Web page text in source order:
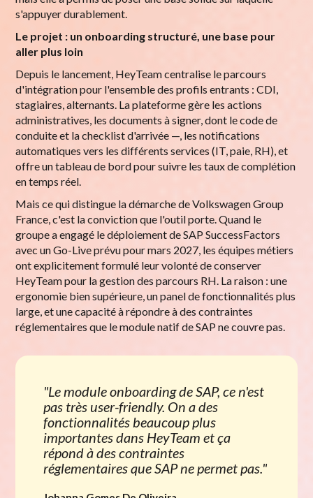
s'appuyer durablement.
Le projet : un onboarding structuré, une base pour
aller plus loin
Depuis le lancement, HeyTeam centralise le parcours
d'intégration pour l'ensemble des profils entrants : CDI,
stagiaires, alternants. La plateforme gère les actions
administratives, les documents à signer, dont le code de
conduite et la checklist d'arrivée —, les notifications
automatiques vers les différents services (IT, paie, RH), et
offre un tableau de bord pour suivre les taux de complétion
en temps réel.
Mais ce qui distingue la démarche de Volkswagen Group
France, c'est la conviction que l'outil porte. Quand le
groupe a engagé le déploiement de SAP SuccessFactors
avec un Go-Live prévu pour mars 2027, les équipes métiers
ont explicitement formulé leur volonté de conserver
HeyTeam pour la gestion des parcours RH. La raison : une
ergonomie bien supérieure, un panel de fonctionnalités plus
large, et une capacité à répondre à des contraintes
réglementaires que le module natif de SAP ne couvre pas.
"Le module onboarding de SAP, ce n'est
pas très user-friendly. On a des
fonctionnalités beaucoup plus
importantes dans HeyTeam et ça
répond à des contraintes
réglementaires que SAP ne permet pas."